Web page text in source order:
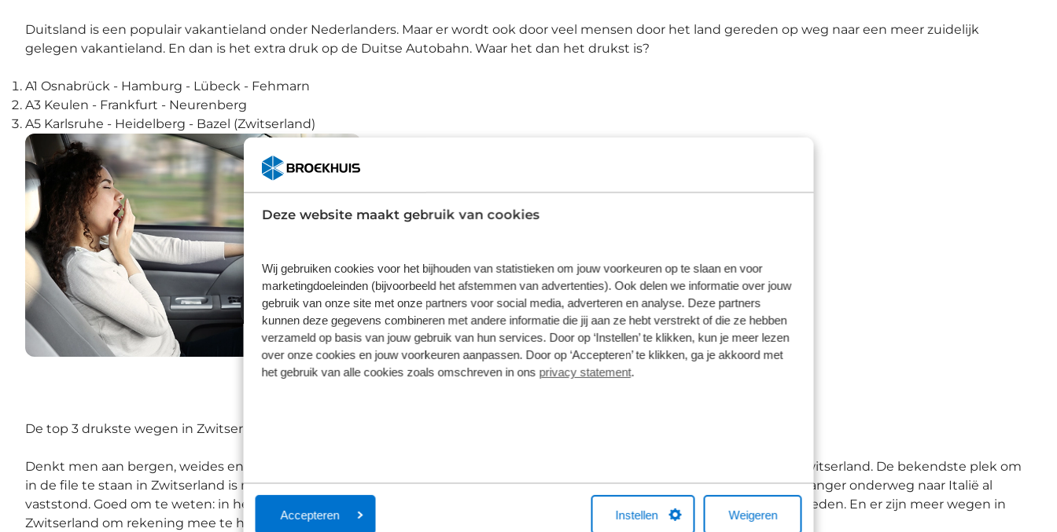
Deze website maakt gebruik van cookies
Wij gebruiken cookies voor het bijhouden van statistieken om jouw voorkeuren op te slaan en voor
marketingdoeleinden (bijvoorbeeld het afstemmen van advertenties). Ook delen we informatie over jouw
gebruik van onze site met onze partners voor social media, adverteren en analyse. Deze partners
kunnen deze gegevens combineren met andere informatie die jij aan ze hebt verstrekt of die ze hebben
verzameld op basis van jouw gebruik van hun services. Door op ‘Instellen’ te klikken, kun je meer lezen
over onze cookies en jouw voorkeuren aanpassen. Door op ‘Accepteren’ te klikken, ga je akkoord met
het gebruik van alle cookies zoals omschreven in ons privacy statement.
Accepteren Instellen Weigeren
Duitsland is een populair vakantieland onder Nederlanders. Maar er wordt ook door veel mensen door het land gereden op weg naar een meer zuidelijk
gelegen vakantieland. En dan is het extra druk op de Duitse Autobahn. Waar het dan het drukst is?
A1 Osnabrück - Hamburg - Lübeck - Fehmarn
A3 Keulen - Frankfurt - Neurenberg
A5 Karlsruhe - Heidelberg - Bazel (Zwitserland)
De top 3 drukste wegen in Zwitserland
Denkt men aan bergen, weides en koeien, dan denkt men aan de Zwitserse Alpen. Een populaire vakantiebestemming in Zwitserland. De bekendste plek om
in de file te staan in Zwitserland is natuurlijk de Gotthardtunnel. De tunnel van bijna 17 kilometer lang, waar menig vakantieganger onderweg naar Italië al
vaststond. Goed om te weten: in het voor- en najaar van 2023 is de tunnel 's nachts
in verband met wegwerkzaamheden. En er zijn meer wegen in
Zwitserland om rekening mee te houden.